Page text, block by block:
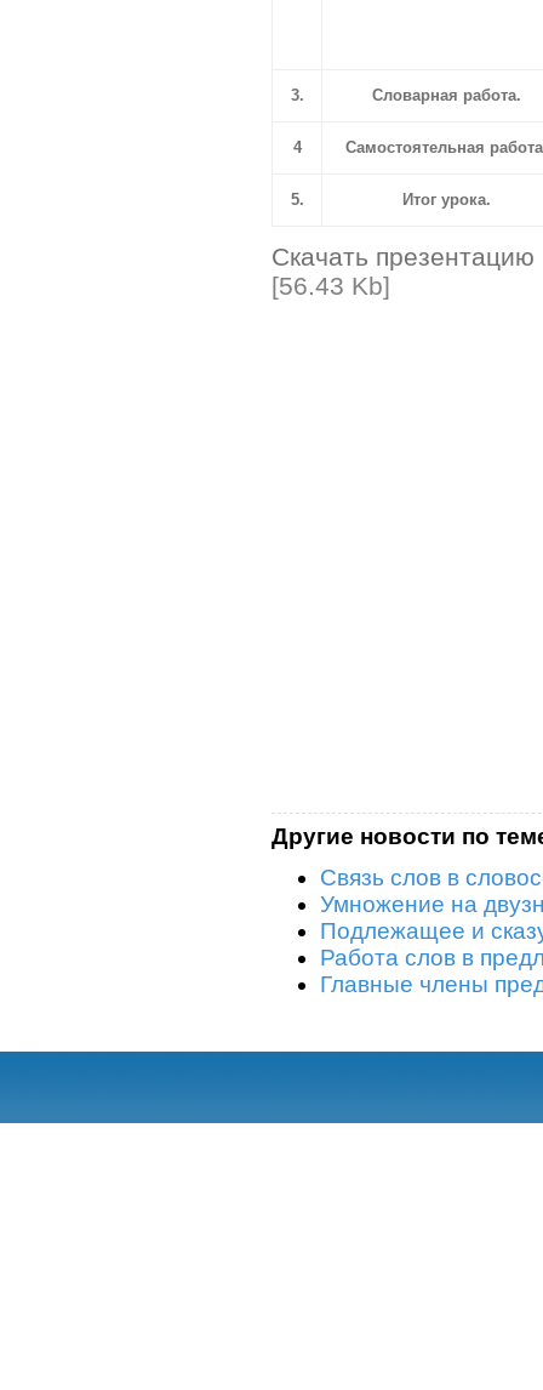
3. Словарная работа.
4 Самостоятельная
5. Итог урока.
Скачать
[56.43 Kb]
Другие новости по
Связь слов в
Умножение на
Подлежащее и
Работа слов в
Главные члены